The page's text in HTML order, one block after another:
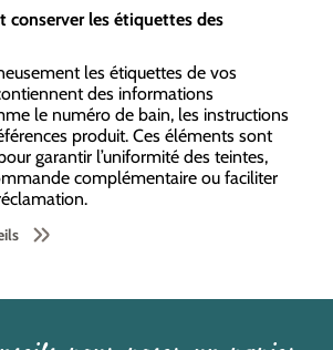
conserver les étiquettes des
les étiquettes de vos
des informations
le numéro de bain, les instructions
produit. Ces éléments sont
garantir l’uniformité des teintes,
complémentaire ou faciliter